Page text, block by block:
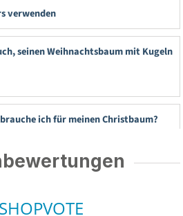
verwenden
seinen Weihnachtsbaum mit Kugeln
ich für meinen Christbaum?